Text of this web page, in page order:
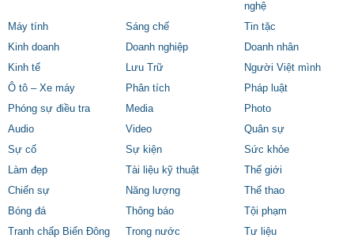
nghệ
Máy tính
Sáng chế
Tin tặc
Kinh doanh
Doanh nghiệp
Doanh nhân
Kinh tế
Lưu Trữ
Người Việt mình
Ô tô – Xe máy
Phân tích
Pháp luật
Phóng sự điều tra
Media
Photo
Audio
Video
Quân sự
Sự cố
Sự kiện
Sức khỏe
Làm đẹp
Tài liệu kỹ thuật
Thế giới
Chiến sự
Năng lượng
Thể thao
Bóng đá
Thông báo
Tội phạm
Tranh chấp Biển Đông
Trong nước
Tư liệu